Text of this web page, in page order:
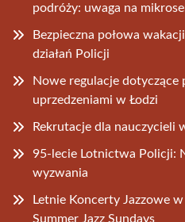
podróży: uwaga na
Bezpieczna połowa
działań Policji
Nowe regulacje
uprzedzeniami w Łodzi
Rekrutacje dla nauczycieli
95-lecie Lotnictwa Policji:
wyzwania
Letnie Koncerty Jazzowe
Summer Jazz Sundays